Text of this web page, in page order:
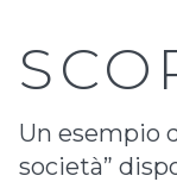
Un esempio
società”